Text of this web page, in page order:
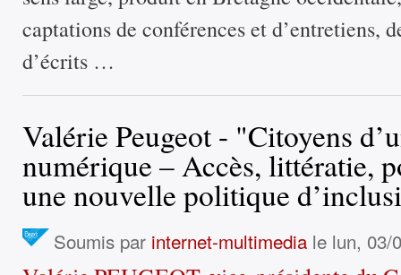
captations de conférences et d’entretiens,
d’écrits …
Valérie Peugeot - "Citoyens
numérique – Accès, littératie,
une nouvelle politique
Soumis par internet-multimedia le lun, 03/